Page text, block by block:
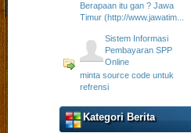
Berapaan itu gan ? Jawa
Timur (http://www.jawatim...
Sistem Informasi
Pembayaran SPP
Online
minta source code untuk
refrensi
Kategori Berita